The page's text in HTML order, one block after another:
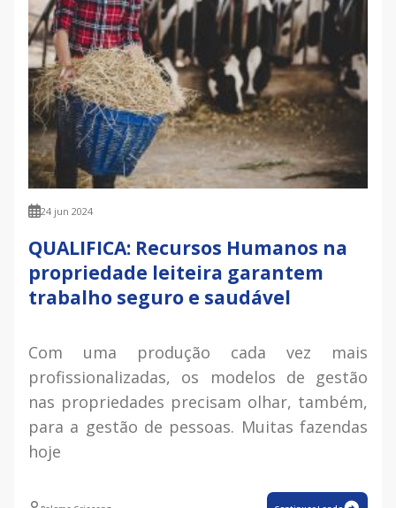
24 jun 2024
QUALIFICA: Recursos Humanos na
propriedade leiteira garantem
trabalho seguro e saudável
Com uma produção cada vez mais
profissionalizadas, os modelos de gestão
nas propriedades precisam olhar, também,
para a gestão de pessoas. Muitas fazendas
hoje